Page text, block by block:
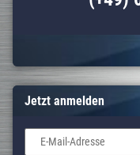
Jetzt anmelden
E-Mail-Adresse